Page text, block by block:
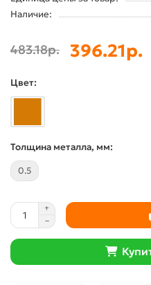
Наличие:
483.18р. 396.21р.
Цвет:
Толщина металла, мм:
0.5